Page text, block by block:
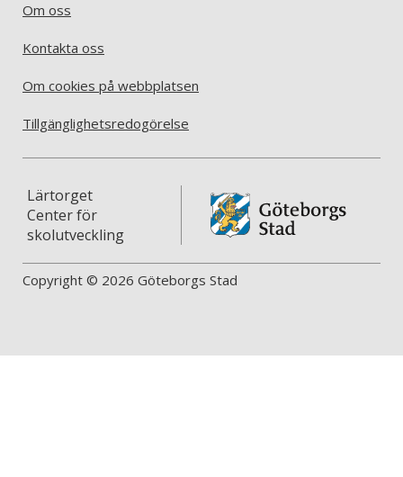
Om oss
Kontakta oss
Om cookies på webbplatsen
Tillgänglighetsredogörelse
Lärtorget
Center för
skolutveckling
Copyright © 2026 Göteborgs Stad